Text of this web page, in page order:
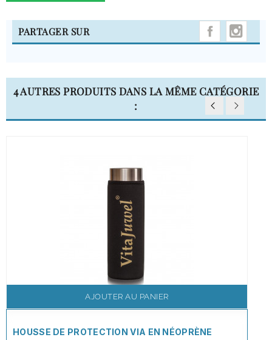
PARTAGER SUR
4 AUTRES PRODUITS DANS LA MÊME CATÉGORIE
:
AJOUTER AU PANIER
HOUSSE DE PROTECTION VIA EN NÉOPRÈNE